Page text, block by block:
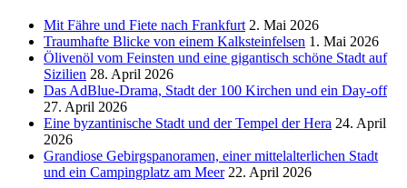
Mit Fähre und Fiete nach Frankfurt 2. Mai 2026
Traumhafte Blicke von einem Kalksteinfelsen 1. Mai 2026
Ölivenöl vom Feinsten und eine gigantisch schöne Stadt auf
Sizilien 28. April 2026
Das AdBlue-Drama, Stadt der 100 Kirchen und ein Day-off
27. April 2026
Eine byzantinische Stadt und der Tempel der Hera 24. April
2026
Grandiose Gebirgspanoramen, einer mittelalterlichen Stadt
und ein Campingplatz am Meer 22. April 2026